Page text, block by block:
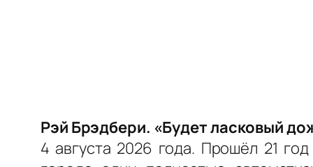
Рэй Брэдбери. «Будет ласковый
4 августа 2026 года. Прошёл 21